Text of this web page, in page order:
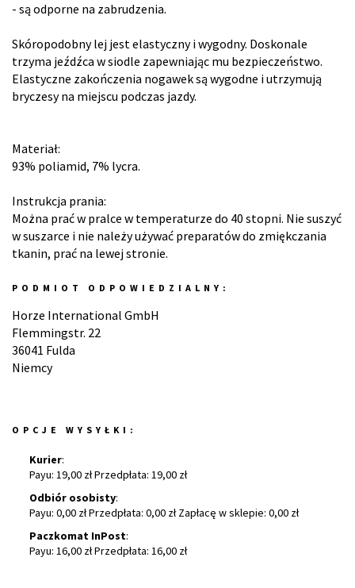
- są odporne na zabrudzenia.
Skóropodobny lej jest elastyczny i wygodny. Doskonale
trzyma jeźdźca w siodle zapewniając mu bezpieczeństwo.
Elastyczne zakończenia nogawek są wygodne i utrzymują
bryczesy na miejscu podczas jazdy.
Materiał:
93% poliamid, 7% lycra.
Instrukcja prania:
Można prać w pralce w temperaturze do 40 stopni. Nie suszyć
w suszarce i nie należy używać preparatów do zmiękczania
tkanin, prać na lewej stronie.
PODMIOT ODPOWIEDZIALNY:
Horze International GmbH
Flemmingstr. 22
36041 Fulda
Niemcy
OPCJE WYSYŁKI:
Kurier:
Payu: 19,00 zł Przedpłata: 19,00 zł
Odbiór osobisty:
Payu: 0,00 zł Przedpłata: 0,00 zł Zapłacę w sklepie: 0,00 zł
Paczkomat InPost:
Payu: 16,00 zł Przedpłata: 16,00 zł